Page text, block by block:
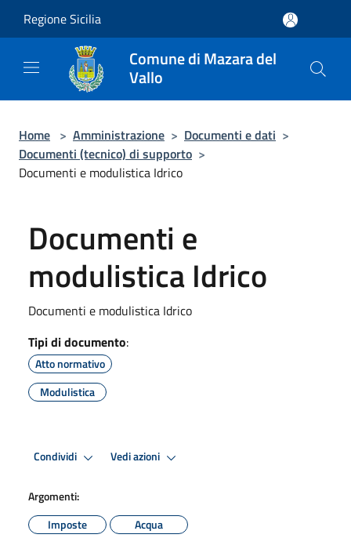
Regione Sicilia
Comune di Mazara del
Vallo
Home > Amministrazione > Documenti e dati >
Documenti (tecnico) di supporto >
Documenti e modulistica Idrico
Documenti e
modulistica Idrico
Documenti e modulistica Idrico
Tipi di documento:
Atto normativo
Modulistica
Condividi Vedi azioni
Argomenti:
Imposte
Acqua